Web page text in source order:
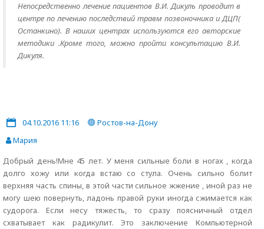
Непосредственно лечение пациентов В.И. Дикуль проводит в
центре по лечению последствий травм позвоночника и ДЦП(
Останкино). В наших центрах используются его авторские
методики .Кроме того, можно пройти консультацию В.И.
Дикуля.
04.10.2016 11:16
Ростов-на-Дону
Мария
Добрый день!Мне 45 лет. У меня сильные боли в ногах , когда
долго хожу или когда встаю со стула. Очень сильно болит
верхняя часть спины, в этой части сильное жжение , иной раз не
могу шею повернуть, ладонь правой руки иногда сжимается как
судорога. Если несу тяжесть, то сразу поясничный отдел
схватывает как радикулит. Это заключение Компьютерной